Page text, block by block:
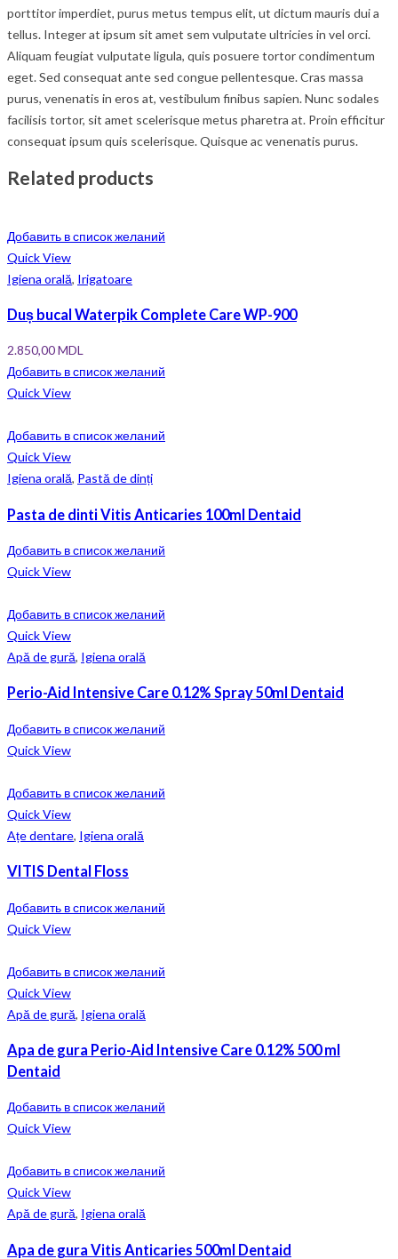
porttitor imperdiet, purus metus tempus elit, ut dictum mauris dui a
tellus. Integer at ipsum sit amet sem vulputate ultricies in vel orci.
Aliquam feugiat vulputate ligula, quis posuere tortor condimentum
eget. Sed consequat ante sed congue pellentesque. Cras massa
purus, venenatis in eros at, vestibulum finibus sapien. Nunc sodales
facilisis tortor, sit amet scelerisque metus pharetra at. Proin efficitur
consequat ipsum quis scelerisque. Quisque ac venenatis purus.
Related products
Добавить в список желаний
Quick View
Igiena orală, Irigatoare
Duș bucal Waterpik Complete Care WP-900
2.850,00MDL
Добавить в список желаний
Quick View
Добавить в список желаний
Quick View
Igiena orală, Pastă de dinți
Pasta de dinti Vitis Anticaries 100ml Dentaid
Добавить в список желаний
Quick View
Добавить в список желаний
Quick View
Apă de gură, Igiena orală
Perio-Aid Intensive Care 0.12% Spray 50ml Dentaid
Добавить в список желаний
Quick View
Добавить в список желаний
Quick View
Ațe dentare, Igiena orală
VITIS Dental Floss
Добавить в список желаний
Quick View
Добавить в список желаний
Quick View
Apă de gură, Igiena orală
Apa de gura Perio-Aid Intensive Care 0.12% 500 ml
Dentaid
Добавить в список желаний
Quick View
Добавить в список желаний
Quick View
Apă de gură, Igiena orală
Apa de gura Vitis Anticaries 500ml Dentaid